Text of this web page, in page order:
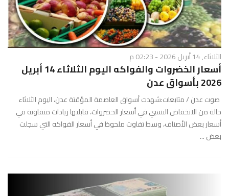
الثلاثاء, 14 أبريل 2026 - 02:23 م
أسعار الخضروات والفواكه اليوم الثلاثاء 14 أبريل
2026 بأسواق عدن
صوت عدن / متابعات:شهدت أسواق العاصمة المؤقتة عدن، اليوم الثلاثاء
حالة من الانخفاض النسبي في أسعار الخضروات، قابلتها زيادات متفاوتة في
أسعار بعض الأصناف، وسط تفاوت ملحوظ في أسعار الفواكه التي سجلت
بعض ...